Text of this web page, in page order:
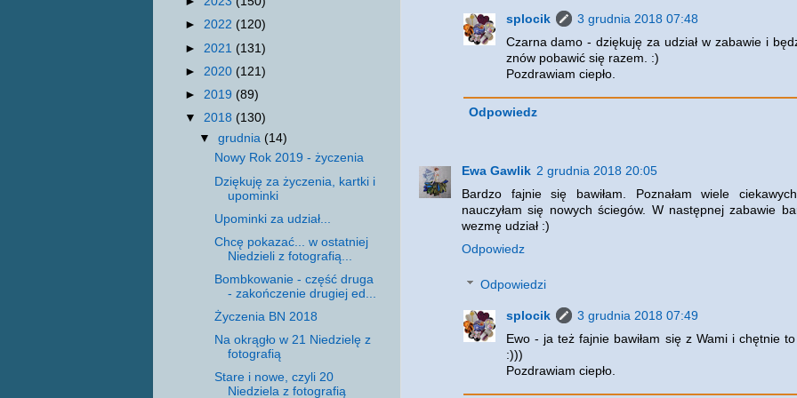
splocik
3 grudnia 2018 07:48
Czarna damo - dziękuję za udział w zabawie i
znów pobawić się razem. :)
Pozdrawiam ciepło.
Odpowiedz
Ewa Gawlik 2 grudnia 2018 20:05
Bardzo fajnie się bawiłam. Poznałam wiele
nauczyłam się nowych ściegów. W następnej zabawie
wezmę udział :)
Odpowiedz
Odpowiedzi
splocik
3 grudnia 2018 07:49
Ewo - ja też fajnie bawiłam się z Wami i chętnie to
:)))
Pozdrawiam ciepło.
► 2022 (120)
► 2021 (131)
► 2020 (121)
► 2019 (89)
▼ 2018 (130)
▼grudnia (14)
Nowy Rok 2019 - życzenia
Dziękuję za życzenia, kartki i
upominki
Upominki za udział...
Chcę pokazać... w ostatniej
Niedzieli z fotografią...
Bombkowanie - część druga
- zakończenie drugiej ed...
Życzenia BN 2018
Na okrągło w 21 Niedzielę z
fotografią
Stare i nowe, czyli 20
Niedziela z fotografią